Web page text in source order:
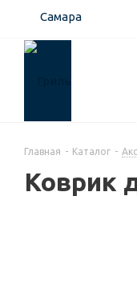
Самара
Главная - Каталог -
Коврик